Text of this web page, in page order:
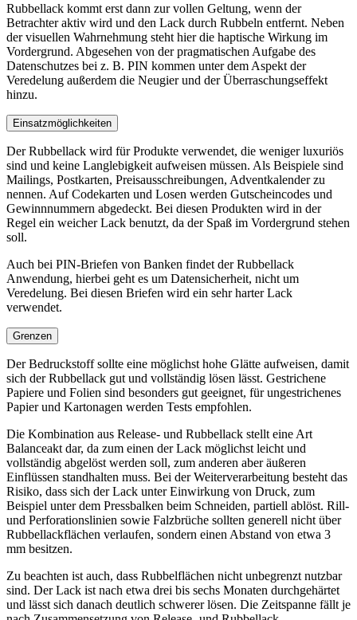
Rubbellack kommt erst dann zur vollen Geltung, wenn der
Betrachter aktiv wird und den Lack durch Rubbeln entfernt. Neben
der visuellen Wahrnehmung steht hier die haptische Wirkung im
Vordergrund. Abgesehen von der pragmatischen Aufgabe des
Datenschutzes bei z. B. PIN kommen unter dem Aspekt der
Veredelung außerdem die Neugier und der Überraschungseffekt
hinzu.
Einsatzmöglichkeiten
Der Rubbellack wird für Produkte verwendet, die weniger luxuriös
sind und keine Langlebigkeit aufweisen müssen. Als Beispiele sind
Mailings, Postkarten, Preisausschreibungen, Adventkalender zu
nennen. Auf Codekarten und Losen werden Gutscheincodes und
Gewinnnummern abgedeckt. Bei diesen Produkten wird in der
Regel ein weicher Lack benutzt, da der Spaß im Vordergrund stehen
soll.
Auch bei PIN-Briefen von Banken findet der Rubbellack
Anwendung, hierbei geht es um Datensicherheit, nicht um
Veredelung. Bei diesen Briefen wird ein sehr harter Lack
verwendet.
Grenzen
Der Bedruckstoff sollte eine möglichst hohe Glätte aufweisen, damit
sich der Rubbellack gut und vollständig lösen lässt. Gestrichene
Papiere und Folien sind besonders gut geeignet, für ungestrichenes
Papier und Kartonagen werden Tests empfohlen.
Die Kombination aus Release- und Rubbellack stellt eine Art
Balanceakt dar, da zum einen der Lack möglichst leicht und
vollständig abgelöst werden soll, zum anderen aber äußeren
Einflüssen standhalten muss. Bei der Weiterverarbeitung besteht das
Risiko, dass sich der Lack unter Einwirkung von Druck, zum
Beispiel unter dem Pressbalken beim Schneiden, partiell ablöst. Rill-
und Perforationslinien sowie Falzbrüche sollten generell nicht über
Rubbellackflächen verlaufen, sondern einen Abstand von etwa 3
mm besitzen.
Zu beachten ist auch, dass Rubbelflächen nicht unbegrenzt nutzbar
sind. Der Lack ist nach etwa drei bis sechs Monaten durchgehärtet
und lässt sich danach deutlich schwerer lösen. Die Zeitspanne fällt je